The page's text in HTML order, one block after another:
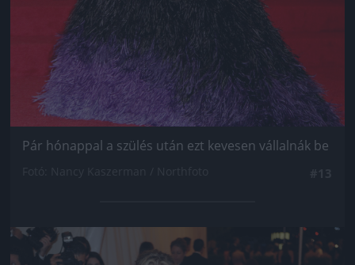
Pár hónappal a szülés után ezt kevesen vállalnák be
Jön még kép!